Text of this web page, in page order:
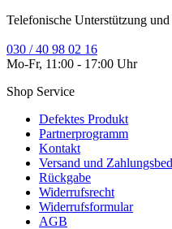
Telefonische Unterstützung
030 / 40 98 02 16
Mo-Fr, 11:00 - 17:00 Uhr
Shop Service
Defektes Produkt
Partnerprogramm
Kontakt
Versand und
Rückgabe
Widerrufsrecht
Widerrufsformular
AGB